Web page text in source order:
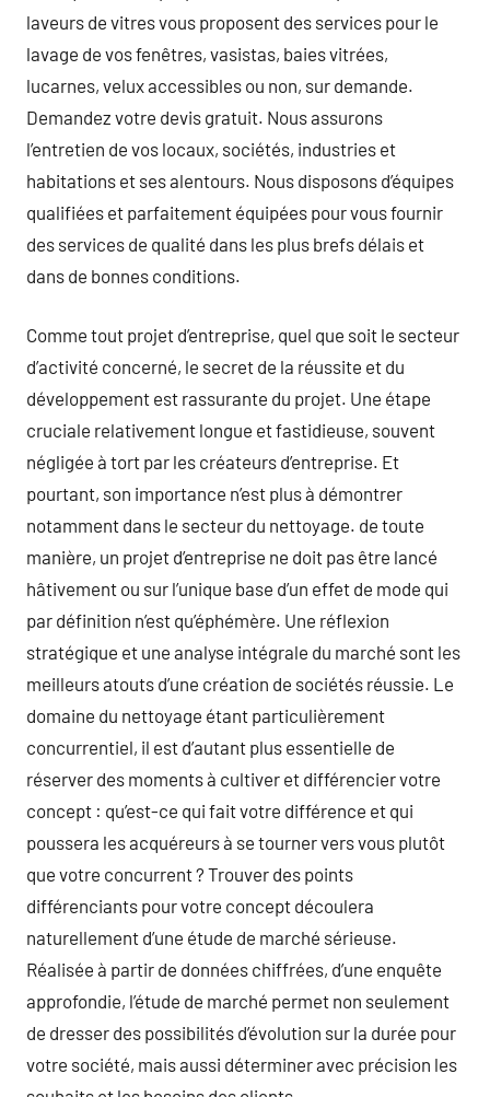
laveurs de vitres vous proposent des services pour le
lavage de vos fenêtres, vasistas, baies vitrées,
lucarnes, velux accessibles ou non, sur demande.
Demandez votre devis gratuit. Nous assurons
l’entretien de vos locaux, sociétés, industries et
habitations et ses alentours. Nous disposons d’équipes
qualifiées et parfaitement équipées pour vous fournir
des services de qualité dans les plus brefs délais et
dans de bonnes conditions.
Comme tout projet d’entreprise, quel que soit le secteur
d’activité concerné, le secret de la réussite et du
développement est rassurante du projet. Une étape
cruciale relativement longue et fastidieuse, souvent
négligée à tort par les créateurs d’entreprise. Et
pourtant, son importance n’est plus à démontrer
notamment dans le secteur du nettoyage. de toute
manière, un projet d’entreprise ne doit pas être lancé
hâtivement ou sur l’unique base d’un effet de mode qui
par définition n’est qu’éphémère. Une réflexion
stratégique et une analyse intégrale du marché sont les
meilleurs atouts d’une création de sociétés réussie. Le
domaine du nettoyage étant particulièrement
concurrentiel, il est d’autant plus essentielle de
réserver des moments à cultiver et différencier votre
concept : qu’est-ce qui fait votre différence et qui
poussera les acquéreurs à se tourner vers vous plutôt
que votre concurrent ? Trouver des points
différenciants pour votre concept découlera
naturellement d’une étude de marché sérieuse.
Réalisée à partir de données chiffrées, d’une enquête
approfondie, l’étude de marché permet non seulement
de dresser des possibilités d’évolution sur la durée pour
votre société, mais aussi déterminer avec précision les